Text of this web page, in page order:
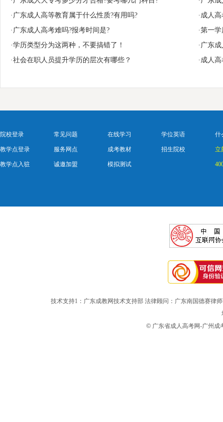
·广东成人高等教育属于什么性质?有用吗?
·成人
·广东成人高考难吗?报考时间是?
·第一
·学历类型分为这两种，不要搞错了！
·广东
·社会在职人员提升学历的层次有哪些？
·成人
院校登录
教学点登录
教学点入驻
常见问题
服务网点
诚邀加盟
在线学习
成考教材
模拟测试
学位英语
招生院校
什
立
技术支持1：广东成教网技术支持部 法律顾问：广东南国德赛律
© 广东省成人高考网-广州